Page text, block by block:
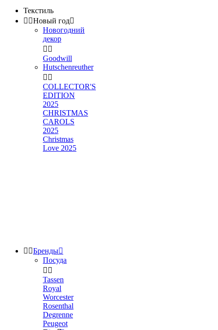
Текстиль
 Новый год
Новогодний
декор
 
Goodwill
Hutschenreuther
 
COLLECTOR'S
EDITION
2025
CHRISTMAS
CAROLS
2025
Christmas
Love 2025
 Бренды
Посуда
 
Tassen
Royal
Worcester
Rosenthal
Degrenne
Peugeot